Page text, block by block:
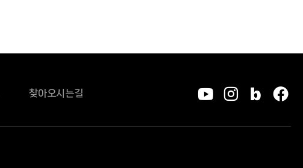
찾아오시는길
유튜브인스타그
블로그
페